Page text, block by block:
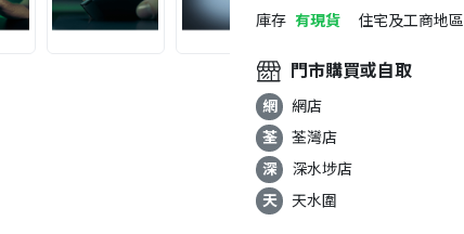
庫存 有現貨 住宅及工商地區
門市購買或自取
網 網店
荃
荃灣店
深
深水埗店
天
天水圍